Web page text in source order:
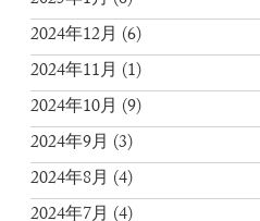
2024年12月 (6)
2024年11月 (1)
2024年10月 (9)
2024年9月 (3)
2024年8月 (4)